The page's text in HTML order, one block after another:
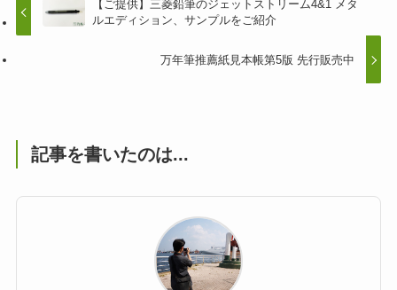
【ご提供】三菱鉛筆のジェットストリーム4&1 メタ
ルエディション、サンプルをご紹介
万年筆推薦紙見本帳第5版 先行販売中
記事を書いたのは...